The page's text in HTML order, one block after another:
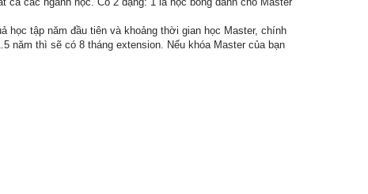
học tập năm đầu tiên và khoảng thời gian học Master, chính
năm thì sẽ có 8 tháng extension. Nếu khóa Master của bạn